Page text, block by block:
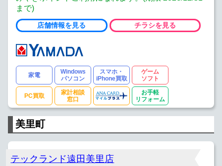
まで)
店舗情報を見る チラシを見る
家電
Windows
パソコン
スマホ・
iPhone買取
ゲーム
ソフト
PC買取
家計相談
窓口
お手軽
リフォーム
美里町
テックランド遠田美里店